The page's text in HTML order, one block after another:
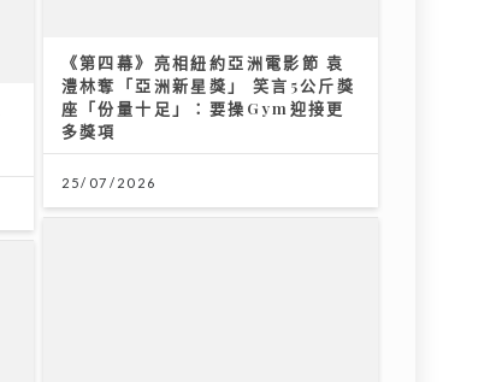
《第四幕》亮相紐約亞洲電影節 袁
澧林奪「亞洲新星獎」 笑言5公斤獎
座「份量十足」：要操Gym迎接更
多獎項
25/07/2026
28/07/2026